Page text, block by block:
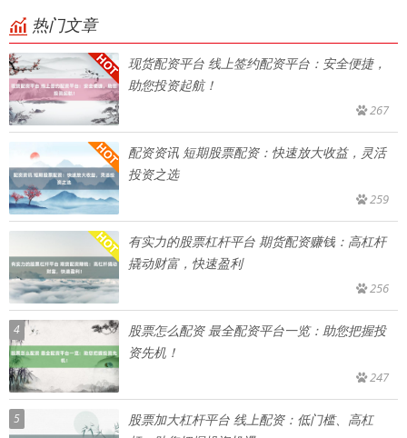
热门文章
现货配资平台 线上签约配资平台：安全便捷，
助您投资起航！
267
配资资讯 短期股票配资：快速放大收益，灵活
投资之选
259
有实力的股票杠杆平台 期货配资赚钱：高杠杆
撬动财富，快速盈利
256
4
股票怎么配资 最全配资平台一览：助您把握投
资先机！
247
5
股票加大杠杆平台 线上配资：低门槛、高杠